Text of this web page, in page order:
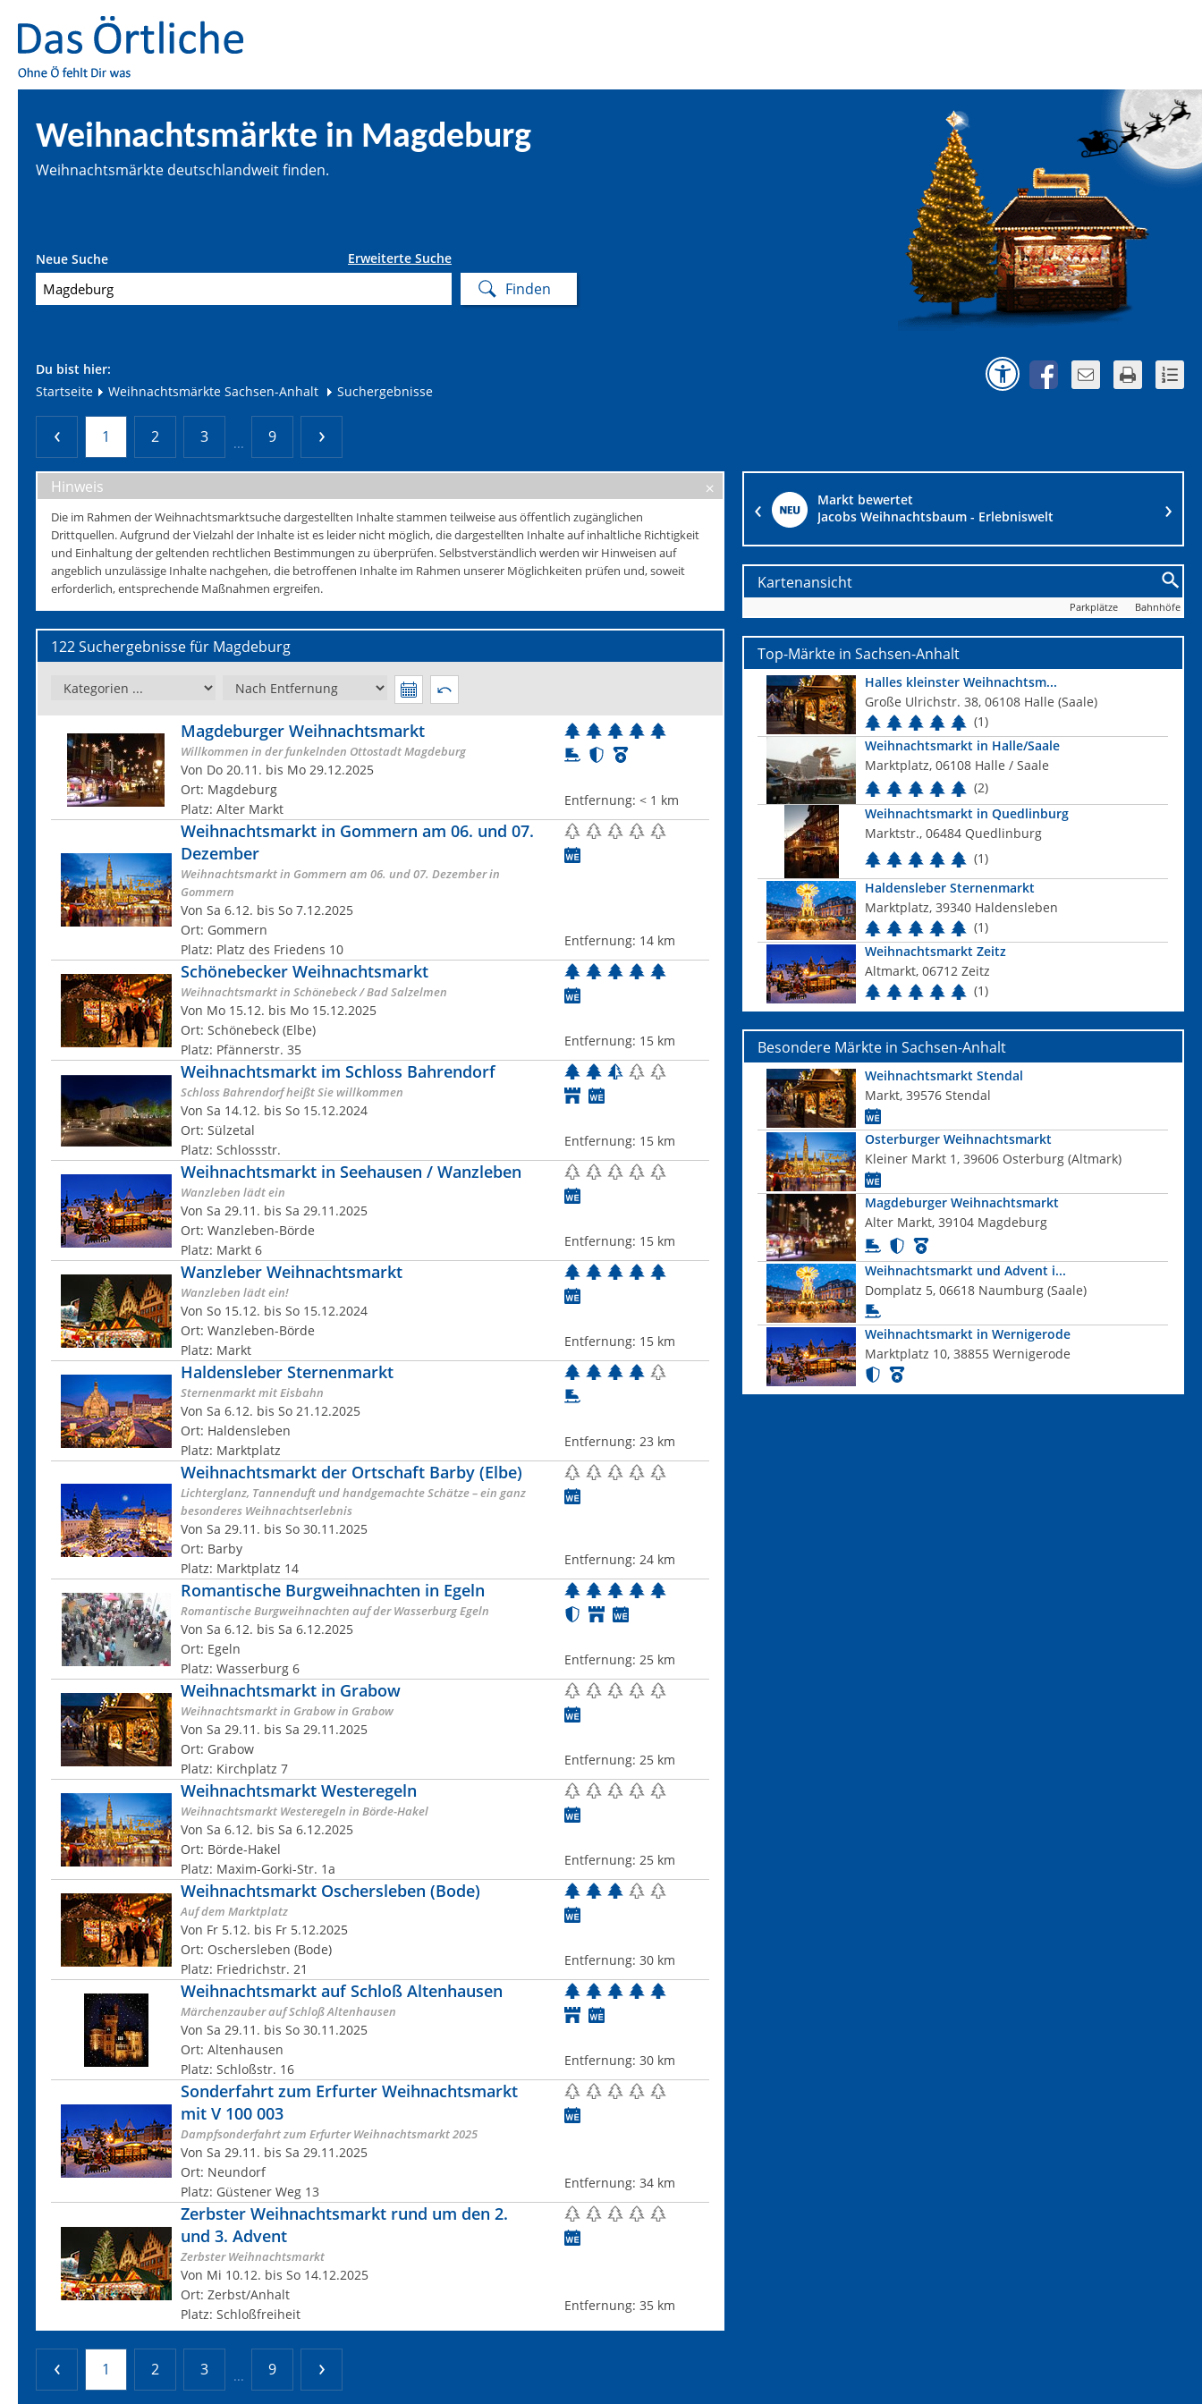
Weihnachtsmärkte in Magdeburg
Weihnachtsmärkte deutschlandweit finden.
Neue Suche Erweiterte Suche
Du bist hier:
Startseite
Weihnachtsmärkte Sachsen-Anhalt Suchergebnisse
1 2 3 ... 9
Hinweis
Die im Rahmen der Weihnachtsmarktsuche dargestellten Inhalte stammen teilweise aus öffentlich zugänglichen
Drittquellen. Aufgrund der Vielzahl der Inhalte ist es leider nicht möglich, die dargestellten Inhalte auf inhaltliche Richtigkeit
und Einhaltung der geltenden rechtlichen Bestimmungen zu überprüfen. Selbstverständlich werden wir Hinweisen auf
angeblich unzulässige Inhalte nachgehen, die betroffenen Inhalte im Rahmen unserer Möglichkeiten prüfen und, soweit
erforderlich, entsprechende Maßnahmen ergreifen.
122 Suchergebnisse für Magdeburg
Magdeburger Weihnachtsmarkt
Willkommen in der funkelnden Ottostadt Magdeburg
Von Do 20.11. bis Mo 29.12.2025
Ort: Magdeburg
Platz: Alter Markt
Entfernung:< 1 km
Weihnachtsmarkt in Gommern am 06. und 07.
Dezember
Weihnachtsmarkt in Gommern am 06. und 07. Dezember in
Gommern
Von Sa 6.12. bis So 7.12.2025
Ort: Gommern
Platz: Platz des Friedens 10
Entfernung: 14 km
Schönebecker Weihnachtsmarkt
Weihnachtsmarkt in Schönebeck / Bad Salzelmen
Von Mo 15.12. bis Mo 15.12.2025
Ort: Schönebeck (Elbe)
Platz: Pfännerstr. 35
Entfernung: 15 km
Weihnachtsmarkt im Schloss Bahrendorf
Schloss Bahrendorf heißt Sie willkommen
Von Sa 14.12. bis So 15.12.2024
Ort: Sülzetal
Platz: Schlossstr.
Entfernung: 15 km
Weihnachtsmarkt in Seehausen / Wanzleben
Wanzleben lädt ein
Von Sa 29.11. bis Sa 29.11.2025
Ort: Wanzleben-Börde
Platz: Markt 6
Entfernung: 15 km
Wanzleber Weihnachtsmarkt
Wanzleben lädt ein!
Von So 15.12. bis So 15.12.2024
Ort: Wanzleben-Börde
Platz: Markt
Entfernung: 15 km
Haldensleber Sternenmarkt
Sternenmarkt mit Eisbahn
Von Sa 6.12. bis So 21.12.2025
Ort: Haldensleben
Platz: Marktplatz
Entfernung:23 km
Weihnachtsmarkt der Ortschaft Barby (Elbe)
Lichterglanz, Tannenduft und handgemachte Schätze – ein ganz
besonderes Weihnachtserlebnis
Von Sa 29.11. bis So 30.11.2025
Ort: Barby
Platz: Marktplatz 14
Entfernung:24 km
Romantische Burgweihnachten in Egeln
Romantische Burgweihnachten auf der Wasserburg Egeln
Von Sa 6.12. bis Sa 6.12.2025
Ort: Egeln
Platz: Wasserburg 6
Entfernung:25 km
Weihnachtsmarkt in Grabow
Weihnachtsmarkt in Grabow in Grabow
Von Sa 29.11. bis Sa 29.11.2025
Ort: Grabow
Platz: Kirchplatz 7
Entfernung:25 km
Weihnachtsmarkt Westeregeln
Weihnachtsmarkt Westeregeln in Börde-Hakel
Von Sa 6.12. bis Sa 6.12.2025
Ort: Börde-Hakel
Platz: Maxim-Gorki-Str. 1a
Entfernung:25 km
Weihnachtsmarkt Oschersleben (Bode)
Auf dem Marktplatz
Von Fr 5.12. bis Fr 5.12.2025
Ort: Oschersleben (Bode)
Platz: Friedrichstr. 21
Entfernung:30 km
Weihnachtsmarkt auf Schloß Altenhausen
Märchenzauber auf Schloß Altenhausen
Von Sa 29.11. bis So 30.11.2025
Ort: Altenhausen
Platz: Schloßstr. 16
Entfernung:30 km
Sonderfahrt zum Erfurter Weihnachtsmarkt
mit V 100 003
Dampfsonderfahrt zum Erfurter Weihnachtsmarkt 2025
Von Sa 29.11. bis Sa 29.11.2025
Ort: Neundorf
Platz: Güstener Weg 13
Entfernung:34 km
Zerbster Weihnachtsmarkt rund um den 2.
und 3. Advent
Zerbster Weihnachtsmarkt
Von Mi 10.12. bis So 14.12.2025
Ort: Zerbst/Anhalt
Platz: Schloßfreiheit
Entfernung:35 km
1 2 3 ... 9
Markt bewertet
Jacobs Weihnachtsbaum - Erlebniswelt
Kartenansicht
Bahnhöfe
Parkplätze
Top-Märkte in Sachsen-Anhalt
Halles kleinster Weihnachtsm...
Große Ulrichstr. 38, 06108 Halle (Saale)
(1)
Weihnachtsmarkt in Halle/Saale
Marktplatz, 06108 Halle / Saale
(2)
Weihnachtsmarkt in Quedlinburg
Marktstr., 06484 Quedlinburg
(1)
Haldensleber Sternenmarkt
Marktplatz, 39340 Haldensleben
(1)
Weihnachtsmarkt Zeitz
Altmarkt, 06712 Zeitz
(1)
Besondere Märkte in Sachsen-Anhalt
Weihnachtsmarkt Stendal
Markt, 39576 Stendal
Osterburger Weihnachtsmarkt
Kleiner Markt 1, 39606 Osterburg (Altmark)
Magdeburger Weihnachtsmarkt
Alter Markt, 39104 Magdeburg
Weihnachtsmarkt und Advent i...
Domplatz 5, 06618 Naumburg (Saale)
Weihnachtsmarkt in Wernigerode
Marktplatz 10, 38855 Wernigerode